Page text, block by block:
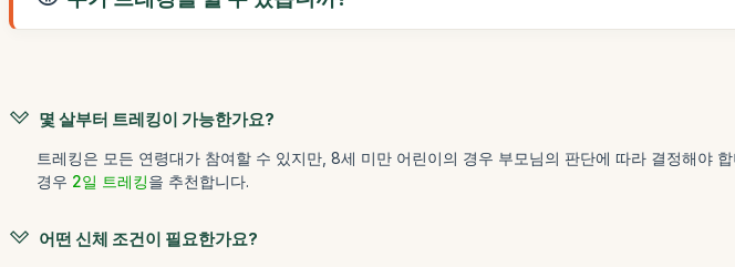
몇 살부터 트레킹이 가능한가요?
트레킹은 모든 연령대가 참여할 수 있지만, 8세 미만 어린이의 경우 부모님의 판단에 따라 결정해야
경우 2일 트레킹을 추천합니다.
어떤 신체 조건이 필요한가요?